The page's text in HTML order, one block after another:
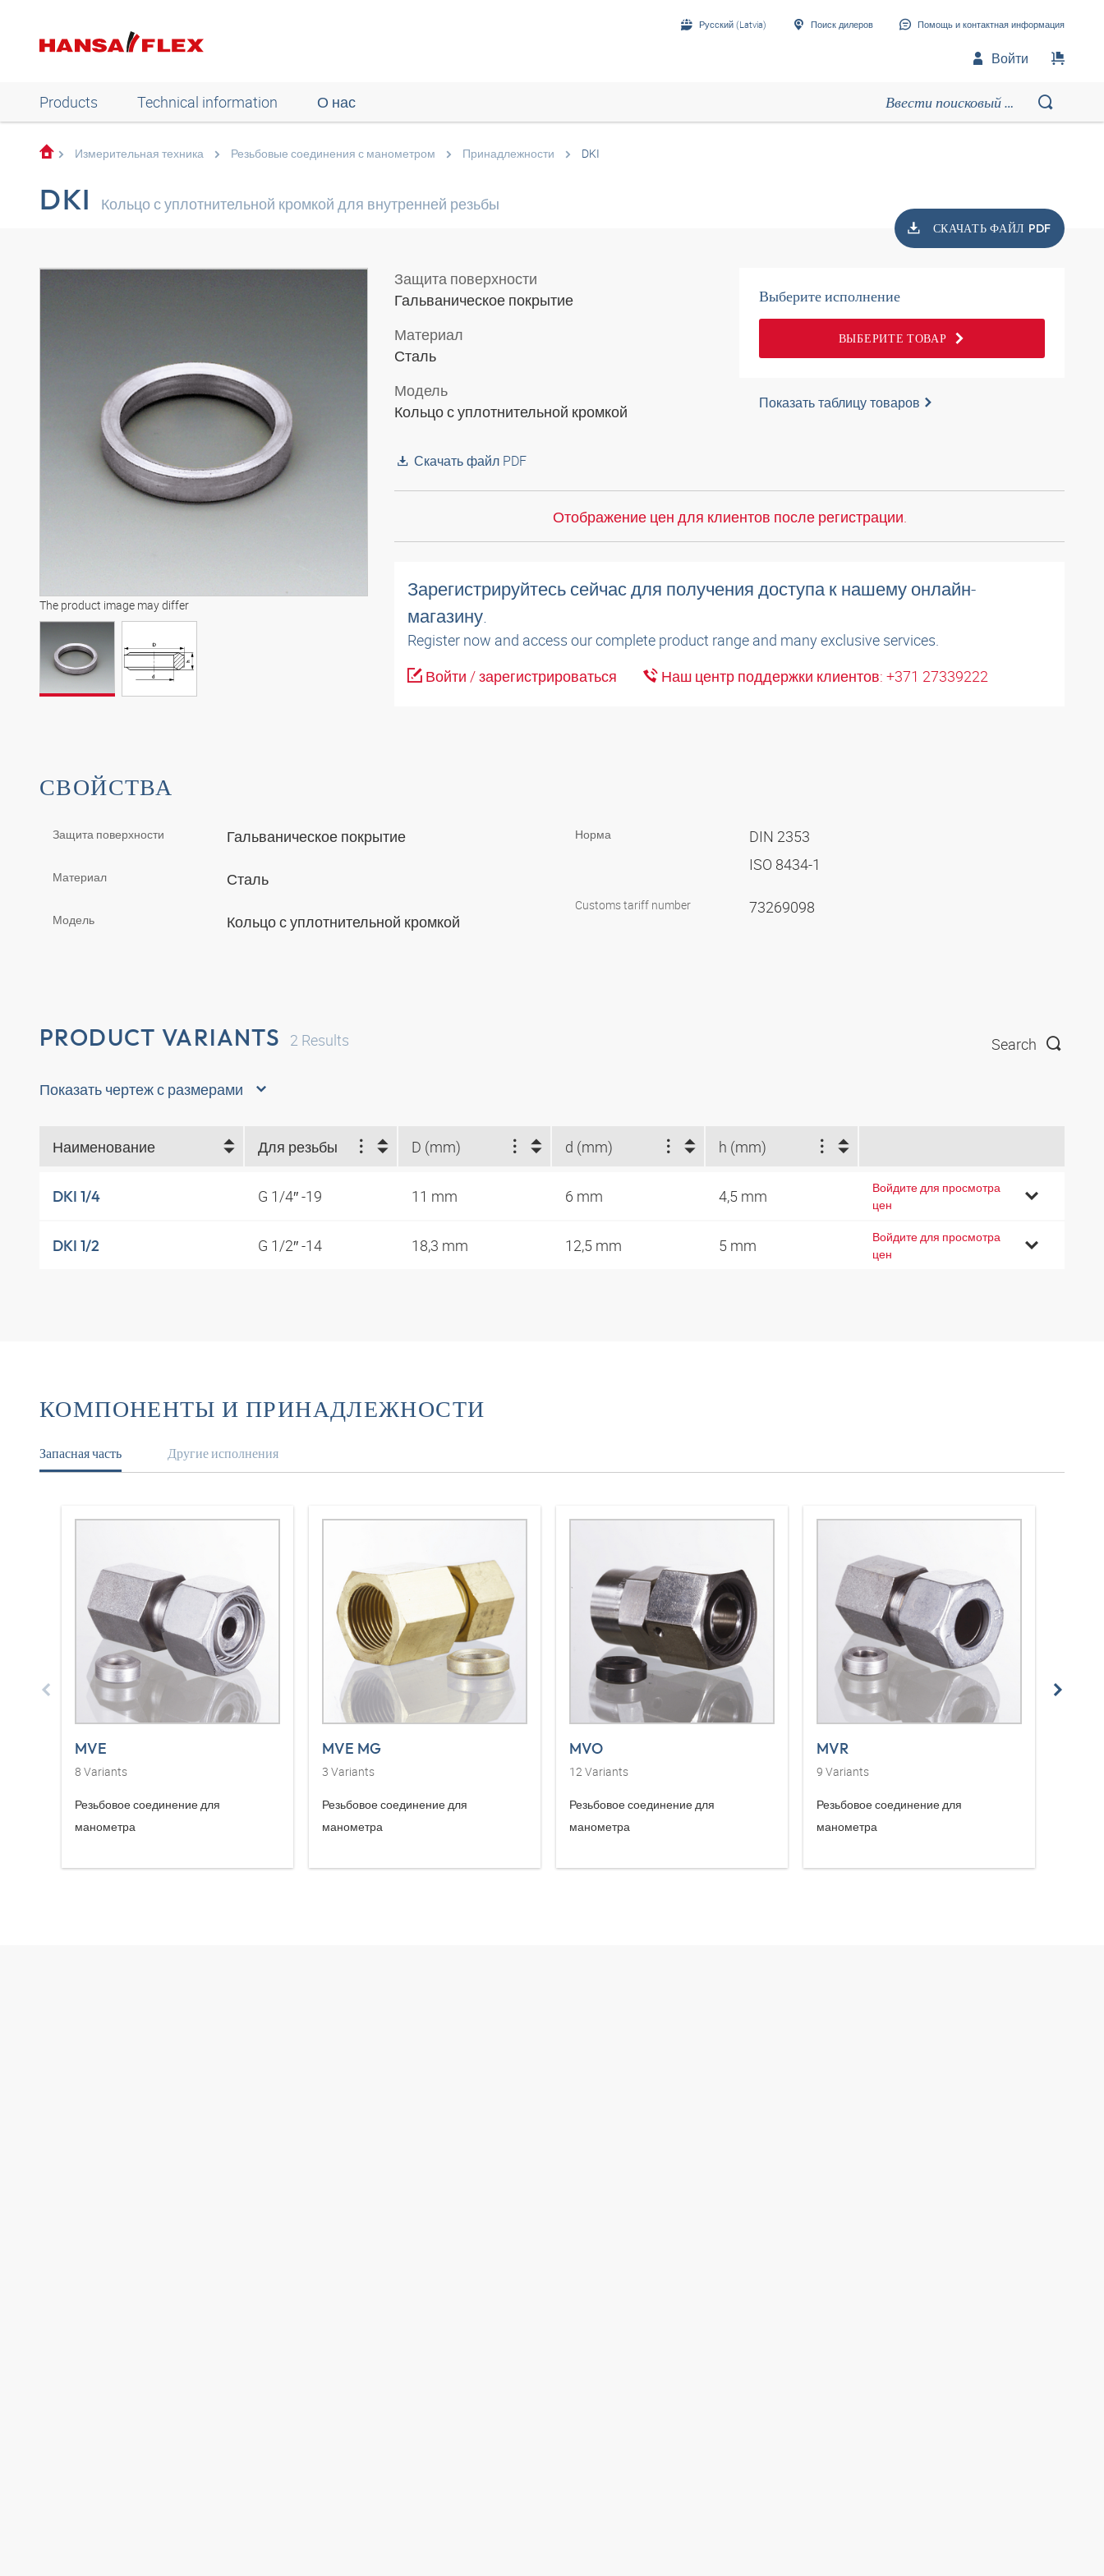
Русский (Latvia) Поиск дилеров Помощь и контактная информация
Войти
Products Technical information О нас
Измерительная техника Резьбовые соединения с манометром Принадлежности DKI
DKI Кольцо с уплотнительной кромкой для внутренней резьбы
СКАЧАТЬ ФАЙЛ PDF
The product image may differ
Защита поверхности
Гальваническое покрытие
Материал
Сталь
Модель
Кольцо с уплотнительной кромкой
Скачать файл PDF
Выберите исполнение
ВЫБЕРИТЕ ТОВАР
Показать таблицу товаров
Отображение цен для клиентов после регистрации.
Зарегистрируйтесь сейчас для получения доступа к нашему онлайн-
магазину.
Register now and access our complete product range and many exclusive services.
Войти / зарегистрироваться
Наш центр поддержки клиентов: +371 27339222
СВОЙСТВА
Защита поверхности Гальваническое покрытие
Материал Сталь
Модель Кольцо с уплотнительной кромкой
Норма
DIN 2353
ISO 8434-1
Customs tariff number 73269098
PRODUCT VARIANTS 2 Results Search
Показать чертеж с размерами
Наименование Для резьбы D (mm) d (mm) h (mm)
DKI 1/4 G 1/4″ -19 11 mm 6 mm 4,5 mm
Войдите для просмотра
цен
DKI 1/2 G 1/2″ -14 18,3 mm 12,5 mm 5 mm
Войдите для просмотра
цен
КОМПОНЕНТЫ И ПРИНАДЛЕЖНОСТИ
Запасная часть
MVE
8 Variants
Резьбовое соединение для
манометра
MVE MG
3 Variants
Резьбовое соединение для
манометра
MVO
12Variants
Резьбовое соединение для
манометра
MVR
9 Variants
Резьбовое соединение для
манометра
Другие исполнения